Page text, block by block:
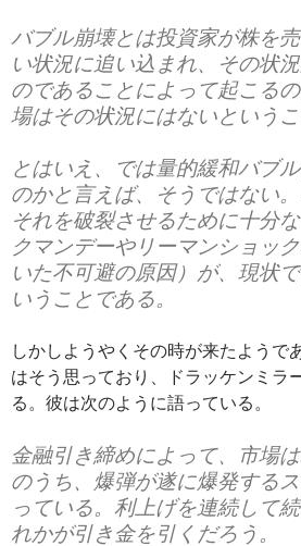
バブル崩壊とは投資家が株を
い状況に追い込まれ、その状
のであることによって起こる
場はその状況にはないというこ
とはいえ、では量的緩和バブ
のかと言えば、そうではない。
それを破裂させるために十分
クマンデーやリーマンショッ
いた不可避の原因）が、現状
いうことである。
しかしようやくその時が来たようで
はそう思っており、ドラッケンミラ
る。彼は次のように語っている。
金融引き締めによって、市場
のうち、爆弾が遂に爆発する
っている。利上げを連続して
れかが引き金を引くだろう。